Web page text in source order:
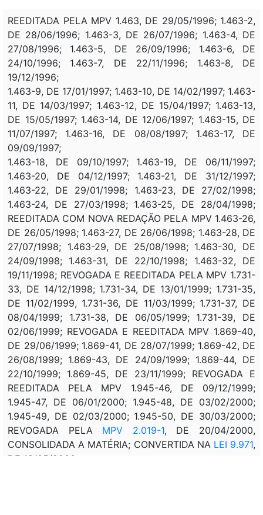
REEDITADA PELA MPV 1.463, DE 29/05/1996; 1.463-2,
DE 28/06/1996; 1.463-3, DE 26/07/1996; 1.463-4, DE
27/08/1996; 1.463-5, DE 26/09/1996; 1.463-6, DE
24/10/1996; 1.463-7, DE 22/11/1996; 1.463-8, DE
19/12/1996;
1.463-9, DE 17/01/1997; 1.463-10, DE 14/02/1997; 1.463-
11, DE 14/03/1997; 1.463-12, DE 15/04/1997; 1.463-13,
DE 15/05/1997; 1.463-14, DE 12/06/1997; 1.463-15, DE
11/07/1997; 1.463-16, DE 08/08/1997; 1.463-17, DE
09/09/1997;
1.463-18, DE 09/10/1997; 1.463-19, DE 06/11/1997;
1.463-20, DE 04/12/1997; 1.463-21, DE 31/12/1997;
1.463-22, DE 29/01/1998; 1.463-23, DE 27/02/1998;
1.463-24, DE 27/03/1998; 1.463-25, DE 28/04/1998;
REEDITADA COM NOVA REDAÇÃO PELA MPV 1.463-26,
DE 26/05/1998; 1.463-27, DE 26/06/1998; 1.463-28, DE
27/07/1998; 1.463-29, DE 25/08/1998; 1.463-30, DE
24/09/1998; 1.463-31, DE 22/10/1998; 1.463-32, DE
19/11/1998; REVOGADA E REEDITADA PELA MPV 1.731-
33, DE 14/12/1998; 1.731-34, DE 13/01/1999; 1.731-35,
DE 11/02/1999, 1.731-36, DE 11/03/1999; 1.731-37, DE
08/04/1999; 1.731-38, DE 06/05/1999; 1.731-39, DE
02/06/1999; REVOGADA E REEDITADA MPV 1.869-40,
DE 29/06/1999; 1.869-41, DE 28/07/1999; 1.869-42, DE
26/08/1999; 1.869-43, DE 24/09/1999; 1.869-44, DE
22/10/1999; 1.869-45, DE 23/11/1999; REVOGADA E
REEDITADA PELA MPV 1.945-46, DE 09/12/1999;
1.945-47, DE 06/01/2000; 1.945-48, DE 03/02/2000;
1.945-49, DE 02/03/2000; 1.945-50, DE 30/03/2000;
REVOGADA PELA MPV 2.019-1, DE 20/04/2000,
CONSOLIDADA A MATÉRIA; CONVERTIDA NA LEI 9.971,
DE 18/05/2000